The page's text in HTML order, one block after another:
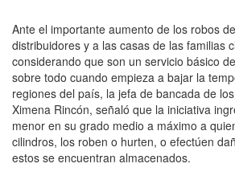
Ante el importante aumento de los robos
distribuidores y a las casas de las familias
considerando que son un servicio básico
sobre todo cuando empieza a bajar la
regiones del país, la jefa de bancada de
Ximena Rincón, señaló que la iniciativa
menor en su grado medio a máximo a
cilindros, los roben o hurten, o efectúen
estos se encuentran almacenados.